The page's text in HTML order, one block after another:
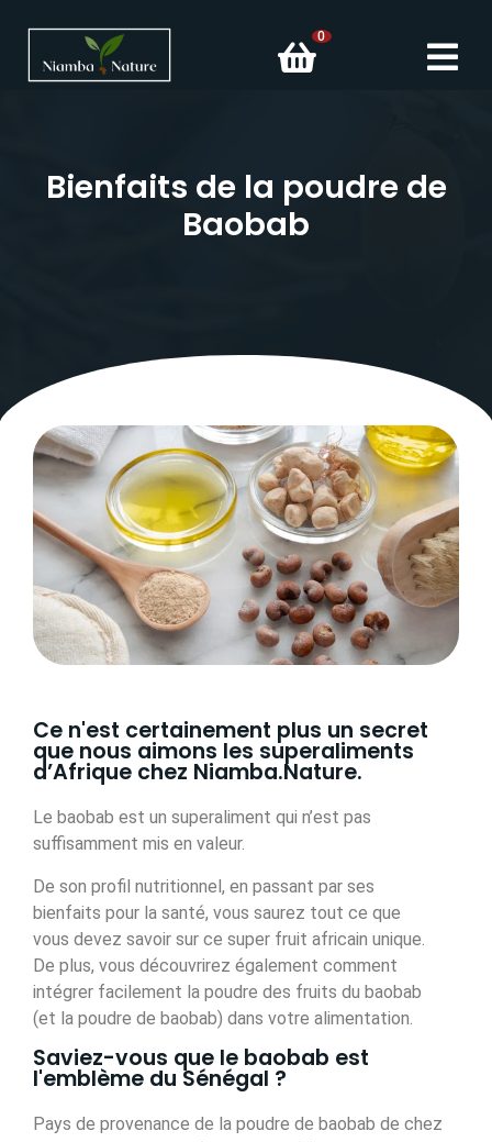
0
Bienfaits de la poudre de
Baobab
Ce n'est certainement plus un secret
que nous aimons les superaliments
d’Afrique chez Niamba.Nature.
Le baobab est un superaliment qui n’est pas
suffisamment mis en valeur.
De son profil nutritionnel, en passant par ses
bienfaits pour la santé, vous saurez tout ce que
vous devez savoir sur ce super fruit africain unique.
De plus, vous découvrirez également comment
intégrer facilement la poudre des fruits du baobab
(et la poudre de baobab) dans votre alimentation.
Saviez-vous que le baobab est
l'emblème du Sénégal ?
Pays de provenance de la poudre de baobab de chez